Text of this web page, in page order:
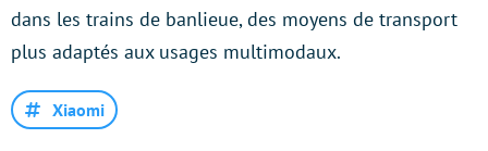
dans les trains de banlieue, des moyens de transport
plus adaptés aux usages multimodaux.
Xiaomi